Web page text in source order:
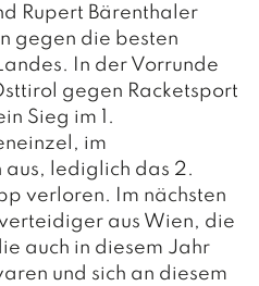
Rupert Bärenthaler
gegen die besten
In der Vorrunde
gegen Racketsport
Sieg im 1.
im
lediglich das 2.
verloren. Im nächsten
aus Wien, die
auch in diesem Jahr
und sich an diesem